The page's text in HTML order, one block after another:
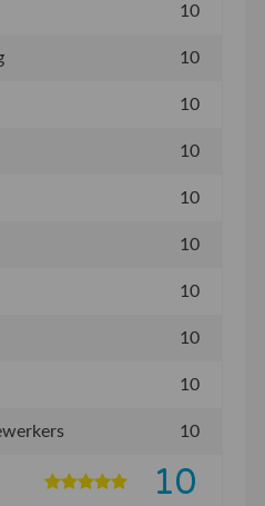
10
10
10
10
10
10
10
10
10
10
10